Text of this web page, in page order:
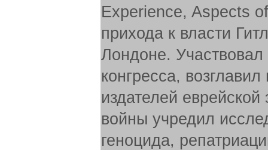
Experience, Aspects
прихода к власти
Лондоне. Участвовал
конгресса,
издателей
войны учредил
геноцида,